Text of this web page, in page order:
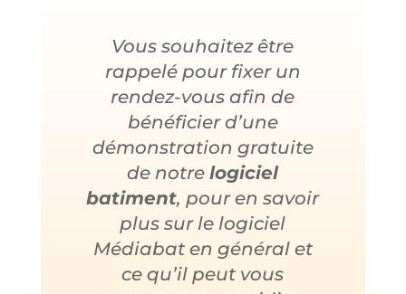
Vous souhaitez être
rappelé pour fixer un
rendez-vous afin de
bénéficier d’une
démonstration gratuite
de notrelogiciel
batiment, pour en savoir
plus sur le logiciel
Médiabat en général et
ce qu’il peut vous